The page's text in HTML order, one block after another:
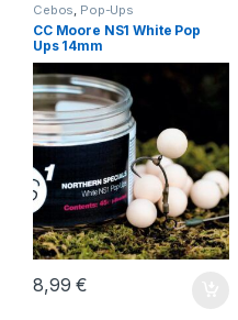
Cebos, Pop-Ups
CC Moore NS1 White Pop
Ups 14mm
8,99€